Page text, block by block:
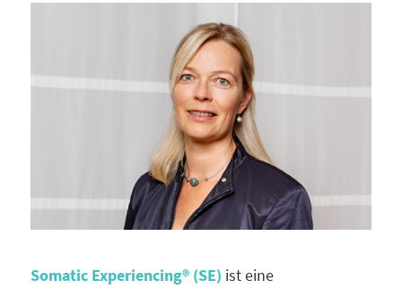
Somatic Experiencing® (SE) ist eine